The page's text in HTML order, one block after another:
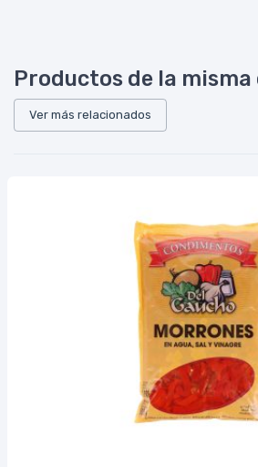
Productos de la
Ver más relacionados